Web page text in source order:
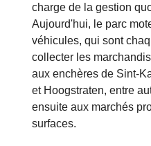
charge de la gestion
Aujourd'hui, le parc
véhicules, qui sont
collecter les
aux enchères de Sint-
et Hoogstraten, entre
ensuite aux marchés
surfaces.